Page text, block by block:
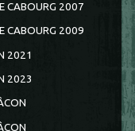
CABOURG 2007
CABOURG 2009
2021
2023